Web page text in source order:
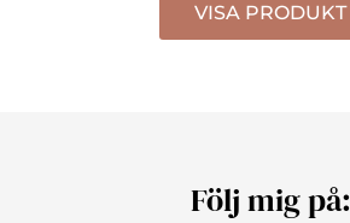
VISA PRODUKT
Följ mig på: